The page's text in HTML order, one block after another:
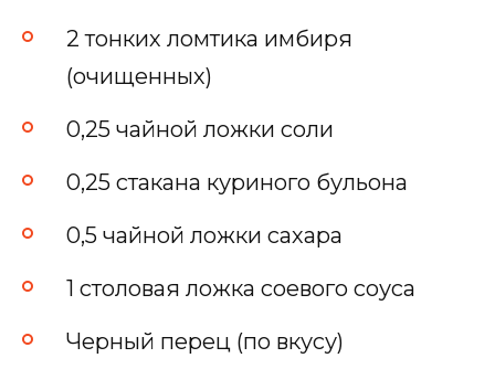
2 тонких ломтика имбиря
(очищенных)
0,25 чайной ложки соли
0,25 стакана куриного бульона
0,5 чайной ложки сахара
1 столовая ложка соевого соуса
Черный перец (по вкусу)